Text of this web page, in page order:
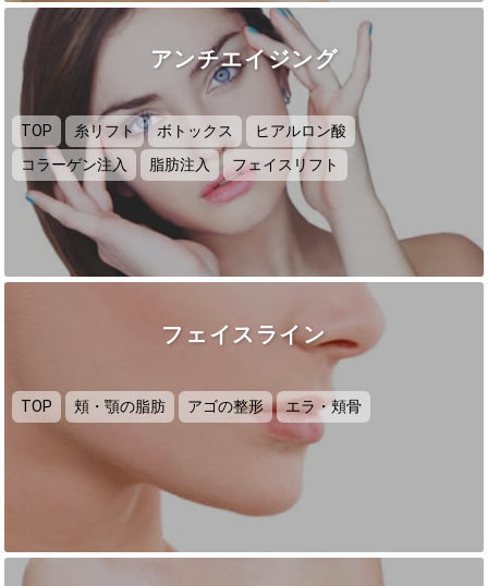
アンチエイジング
TOP 糸リフト ボトックス
ヒアルロン酸
コラーゲン注入
脂肪注入 フェイスリフト
フェイスライン
TOP 頬・顎の脂肪 アゴの整形 エラ・頬骨